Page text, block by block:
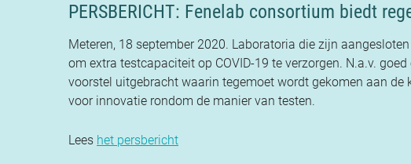
PERSBERICHT: Fenelab consortium biedt
Meteren, 18 september 2020. Laboratoria die zijn
om extra testcapaciteit op COVID-19 te verzorgen. N.a.v.
voorstel uitgebracht waarin tegemoet wordt gekomen aan
voor innovatie rondom de manier van testen.
Lees het persbericht